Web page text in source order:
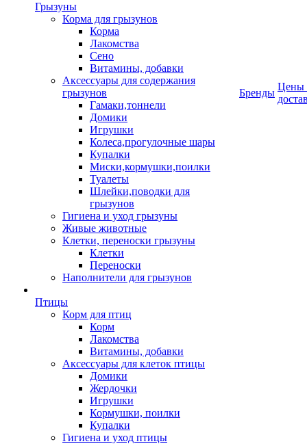
Грызуны
Корма для грызунов
Корма
Лакомства
Сено
Витамины, добавки
Аксессуары для содержания
грызунов
Гамаки,тоннели
Домики
Игрушки
Колеса,прогулочные шары
Купалки
Миски,кормушки,поилки
Туалеты
Шлейки,поводки для
грызунов
Гигиена и уход грызуны
Живые животные
Клетки, переноски грызуны
Клетки
Переноски
Наполнители для грызунов
Птицы
Корм для птиц
Корм
Лакомства
Витамины, добавки
Аксессуары для клеток птицы
Домики
Жердочки
Игрушки
Кормушки, поилки
Купалки
Гигиена и уход птицы
Бренды
Цены